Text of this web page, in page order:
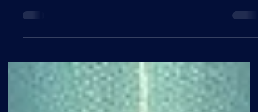
MFQS LA MUSICA PRENDE CORPO E VITA,
(testimonianza di Nadia) MFQS è una tecnica
di elaborazione sonora già adottata da
grandi musicisti come Battiato e Battisti ed è